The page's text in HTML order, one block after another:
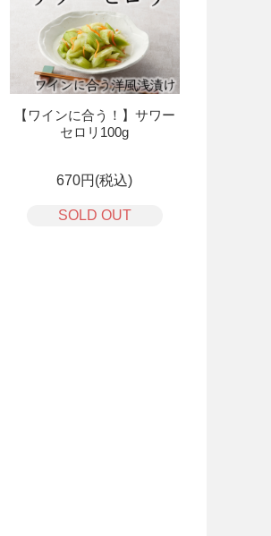
【ワインに合う！】サワー
セロリ100g
670円(税込)
SOLD OUT